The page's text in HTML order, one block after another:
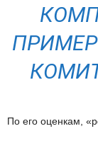
По его оценкам,